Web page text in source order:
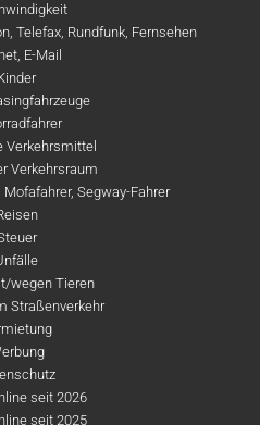
Telefax, Rundfunk, Fernsehen
E-Mail
Verkehrsmittel
Verkehrsraum
Mofafahrer, Segway-Fahrer
wegen Tieren
Straßenverkehr
seit 2026
seit 2025